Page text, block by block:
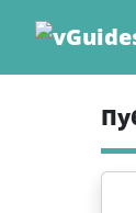
content